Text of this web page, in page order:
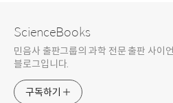
ScienceBooks
민음사 출판그룹의 과학 전문 출판 사이
블로그입니다.
구독하기